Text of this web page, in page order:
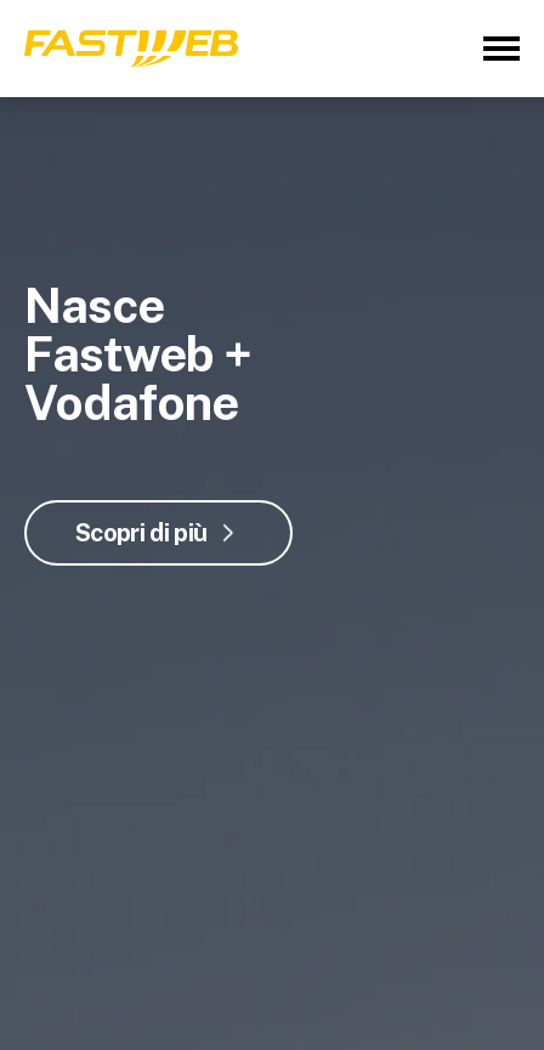
Nasce
Fastweb +
Vodafone
Scopri di più